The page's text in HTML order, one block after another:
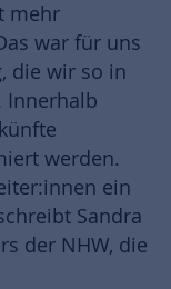
mehr
war für uns
die wir so in
Innerhalb
werden.
ein
Sandra
der NHW, die